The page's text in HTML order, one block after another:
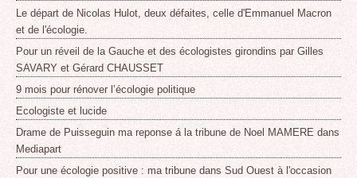
Le départ de Nicolas Hulot, deux défaites, celle d'Emmanuel Macron
et de l'écologie.
Pour un réveil de la Gauche et des écologistes girondins par Gilles
SAVARY et Gérard CHAUSSET
9 mois pour rénover l’écologie politique
Ecologiste et lucide
Drame de Puisseguin ma reponse á la tribune de Noel MAMERE dans
Mediapart
Pour une écologie positive : ma tribune dans Sud Ouest à l'occasion